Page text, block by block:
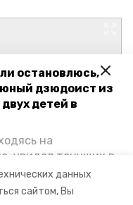
данных
сайтом, Вы
остановлюсь,
дзюдоист из
детей в
на
увидел тонущих в
на помощь. По
мальчика